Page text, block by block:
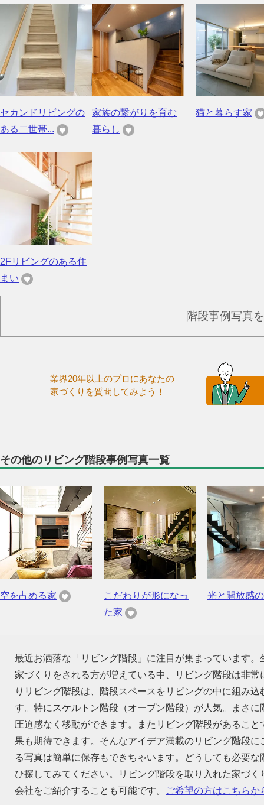
セカンドリビングの
ある二世帯...
家族の繋がりを育む
暮らし
猫と暮らす家
2Fリビングのある住
まい
階段事例写真
業界20年以上のプロにあなたの
家づくりを質問してみよう！
その他のリビング階段事例写真一覧
空を占める家
こだわりが形になっ
た家
光と開放感
最近お洒落な「リビング階段」に注目が集まっています
家づくりをされる方が増えている中、リビング階段は非
りリビング階段は、階段スペースをリビングの中に組み
す。特にスケルトン階段（オープン階段）が人気。まさ
圧迫感なく移動ができます。またリビング階段があるこ
果も期待できます。そんなアイデア満載のリビング階段
る写真は簡単に保存もできちゃいます。どうしても必要
ひ探してみてください。リビング階段を取り入れた家づ
会社をご紹介することも可能です。
ご希望の方はこちらか